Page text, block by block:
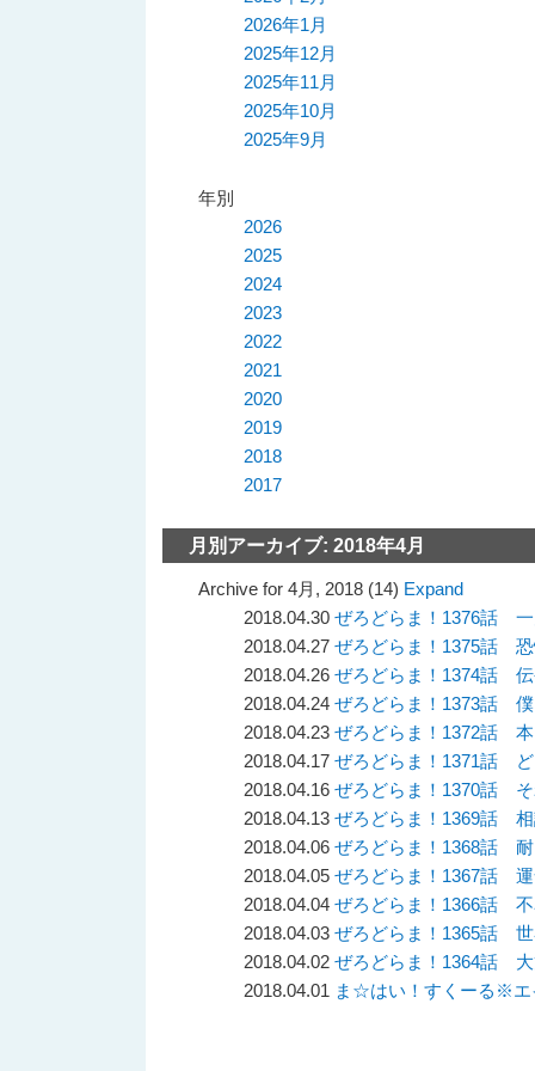
2026年1月
2025年12月
2025年11月
2025年10月
2025年9月
年別
2026
2025
2024
2023
2022
2021
2020
2019
2018
2017
月別アーカイブ: 2018年4月
Archive for 4月, 2018 (14) Expand
2018.04.30 ぜろどらま！1376話
2018.04.27 ぜろどらま！1375話 恐
2018.04.26 ぜろどらま！1374話 伝
2018.04.24 ぜろどらま！1373話
2018.04.23 ぜろどらま！1372話 本
2018.04.17 ぜろどらま！1371話
2018.04.16 ぜろどらま！1370話
2018.04.13 ぜろどらま！1369話
2018.04.06 ぜろどらま！1368話 耐
2018.04.05 ぜろどらま！1367話 運
2018.04.04 ぜろどらま！1366話 不
2018.04.03 ぜろどらま！1365話 世
2018.04.02 ぜろどらま！1364話
2018.04.01 ま☆はい！すくーる※エ